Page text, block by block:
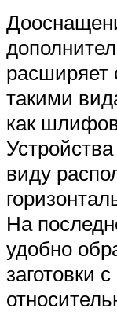
расширяет
такими
как
виду
На
удобно
заготовки